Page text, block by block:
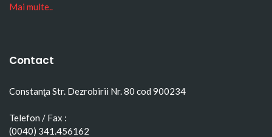
Mai multe..
Contact
Constanţa Str. Dezrobirii Nr. 80 cod 900234
Telefon / Fax :
(0040) 341.456162